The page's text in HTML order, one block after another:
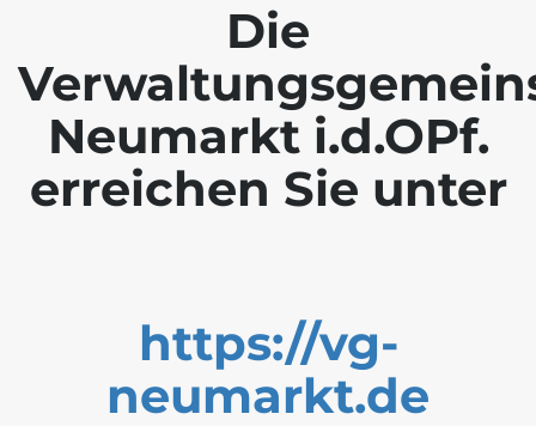
Die
Neumarkt i.d.OPf.
erreichen Sie unter
https://vg-
neumarkt.de